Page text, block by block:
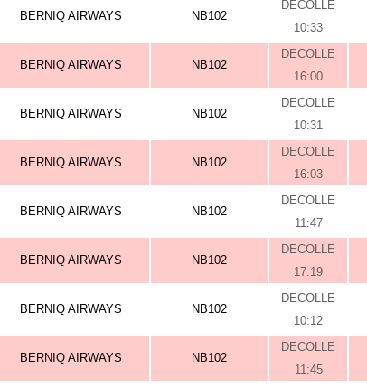
BERNIQ AIRWAYS NB102
DECOLLE
10:33
BERNIQ AIRWAYS NB102
DECOLLE
16:00
BERNIQ AIRWAYS NB102
DECOLLE
10:31
BERNIQ AIRWAYS NB102
DECOLLE
16:03
BERNIQ AIRWAYS NB102
DECOLLE
11:47
BERNIQ AIRWAYS NB102
DECOLLE
17:19
BERNIQ AIRWAYS NB102
DECOLLE
10:12
BERNIQ AIRWAYS NB102
DECOLLE
11:45